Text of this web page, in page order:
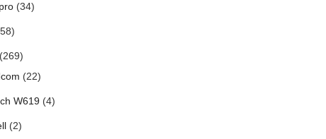
(34)
(22)
W619(4)
(2)